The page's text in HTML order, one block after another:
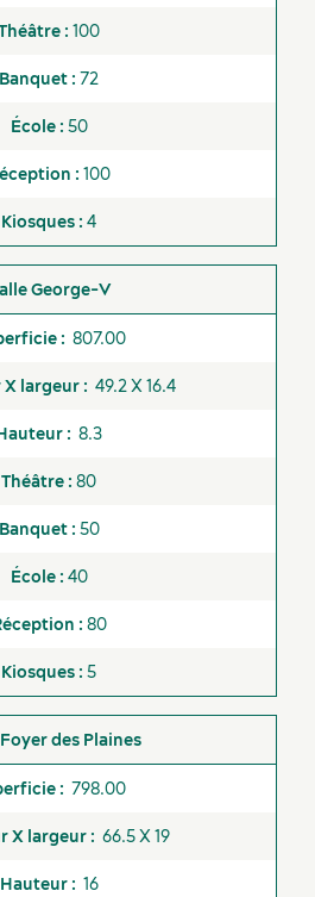
100
72
50
100
4
George-V
807.00
49.2 X 16.4
8.3
80
50
40
80
5
Foyer des Plaines
798.00
66.5 X 19
16